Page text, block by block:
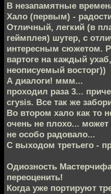
В незапамятные
Хало (первым) -
Отличный, легкий (в
геймплея) шутер, с
интересным сюжетом.
вартоге на каждый
неописуемый восторг))
А диалоги! ммм...
проходил раза 3...
crysis. Все так же
Во втором хало как то
очень не плохо...
не особо радовало...
С выходом третьего -
Одиозность
переоценить!
Когда уже портируют